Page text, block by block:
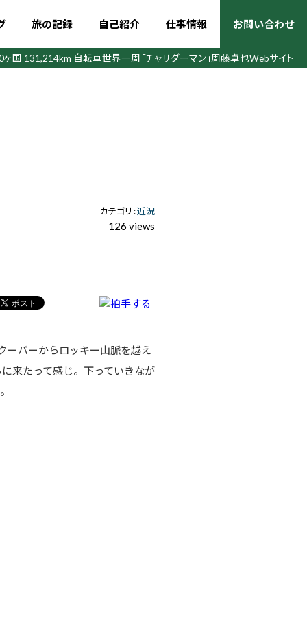
旅の記録 自己紹介 仕事情報 お問い合わせ
ヶ国 131,214km 自転車世界一周 「チャリダーマン」周藤卓也Webサイト
カテゴリ :近況
126 views
バーからロッキー山脈を越え
来たって感じ。下っていきなが